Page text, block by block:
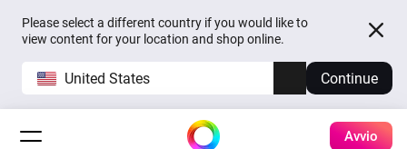
Please select a different country if you would like to
view content for your location and shop online.
United States Continue
Avvio